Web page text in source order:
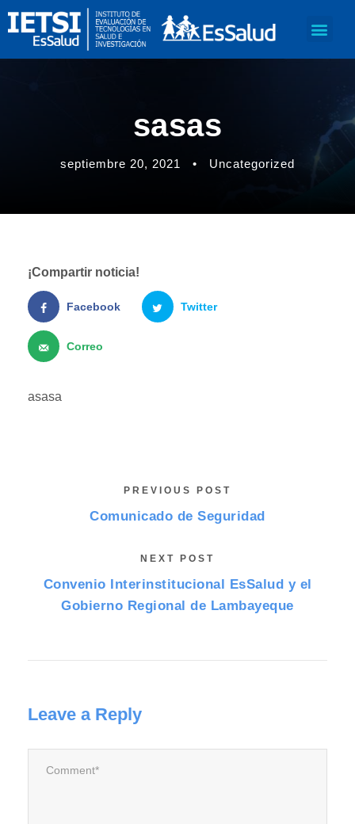
sasas
septiembre 20, 2021 • Uncategorized
¡Compartir noticia!
Facebook Twitter
Correo
asasa
PREVIOUS POST
Comunicado de Seguridad
NEXT POST
Convenio Interinstitucional EsSalud y el
Gobierno Regional de Lambayeque
Leave a Reply